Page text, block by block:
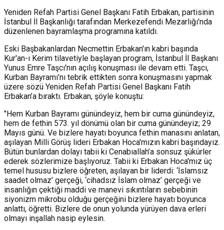
Yeniden Refah Partisi Genel Başkanı Fatih Erbakan, partisinin
İstanbul İl Başkanlığı tarafından Merkezefendi Mezarlığı'nda
düzenlenen bayramlaşma programına katıldı.
Eski Başbakanlardan Necmettin Erbakan'ın kabri başında
Kur'an-ı Kerim tilavetiyle başlayan program, İstanbul İl Başkanı
Yunus Emre Taşcı'nın açılış konuşması ile devam etti. Taşcı,
Kurban Bayramı’nı tebrik ettikten sonra konuşmasını yapmak
üzere sözü Yeniden Refah Partisi Genel Başkanı Fatih
Erbakan’a bıraktı. Erbakan, şöyle konuştu:
"Hem Kurban Bayramı günündeyiz, hem bir cuma günündeyiz,
hem de fethin 573. yıl dönümü olan bir cuma günündeyiz; 29
Mayıs günü. Ve bizlere hayatı boyunca fethin manasını anlatan,
aşılayan Milli Görüş lideri Erbakan Hoca'mızın kabri başındayız.
Bütün bunlardan dolayı tabii ki Cenabıallah’a sonsuz şükürler
ederek sözlerimize başlıyoruz. Tabii ki Erbakan Hoca'mız üç
temel hususu bizlere öğreten, aşılayan bir liderdi: ‘İslamsız
saadet olmaz’ gerçeği, ‘cihadsız İslam olmaz’ gerçeği ve
insanlığın çektiği maddi ve manevi sıkıntıların sebebinin
siyonizm mikrobu olduğu gerçeğini bizlere hayatı boyunca
anlattı, öğretti. Bizlere de onun yolunda yürüyen dava erleri
olmayı inşallah nasip eylesin.